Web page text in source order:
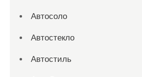
Автосоло
Автостекло
Автостиль